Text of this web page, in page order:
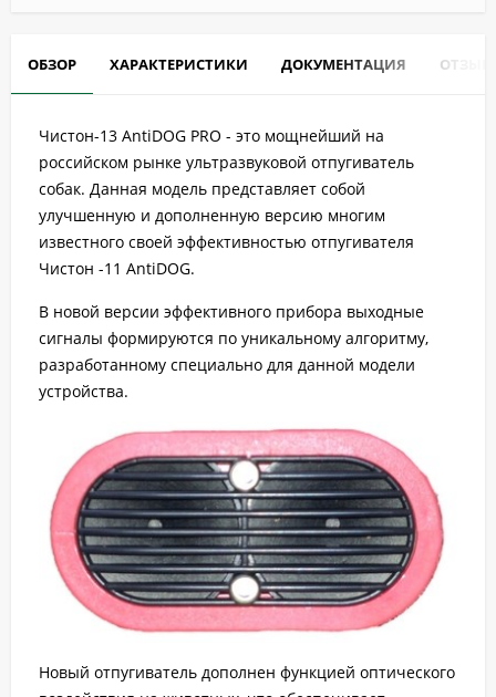
ОБЗОР ХАРАКТЕРИСТИКИ ДОКУМЕНТАЦИЯ
Чистон-13 AntiDOG PRO - это мощнейший на
российском рынке ультразвуковой отпугиватель
собак. Данная модель представляет собой
улучшенную и дополненную версию многим
известного своей эффективностью отпугивателя
Чистон -11 AntiDOG.
В новой версии эффективного прибора выходные
сигналы формируются по уникальному алгоритму,
разработанному специально для данной модели
устройства.
Новый отпугиватель дополнен функцией оптического